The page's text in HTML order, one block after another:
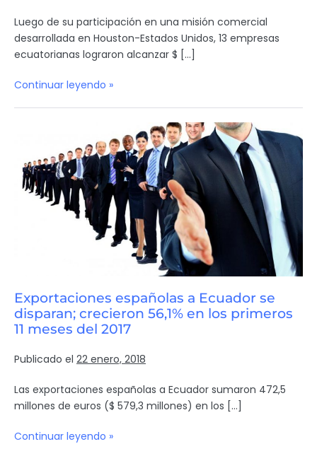
Luego de su participación en una misión comercial
desarrollada en Houston-Estados Unidos, 13 empresas
ecuatorianas lograron alcanzar $ […]
Continuar leyendo »
Exportaciones españolas a Ecuador se
disparan; crecieron 56,1% en los primeros
11 meses del 2017
Publicado el 22 enero, 2018
Las exportaciones españolas a Ecuador sumaron 472,5
millones de euros ($ 579,3 millones) en los […]
Continuar leyendo »